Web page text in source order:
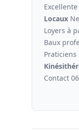
Locaux
Loyers à
Baux
Kinési
Contact